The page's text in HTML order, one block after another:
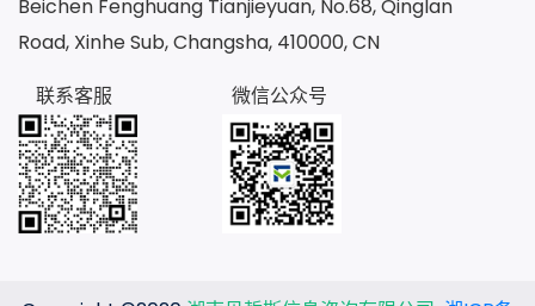
Beichen Fenghuang Tianjieyuan, No.68, Qinglan
Road, Xinhe Sub, Changsha, 410000, CN
联系客服
微信公众号